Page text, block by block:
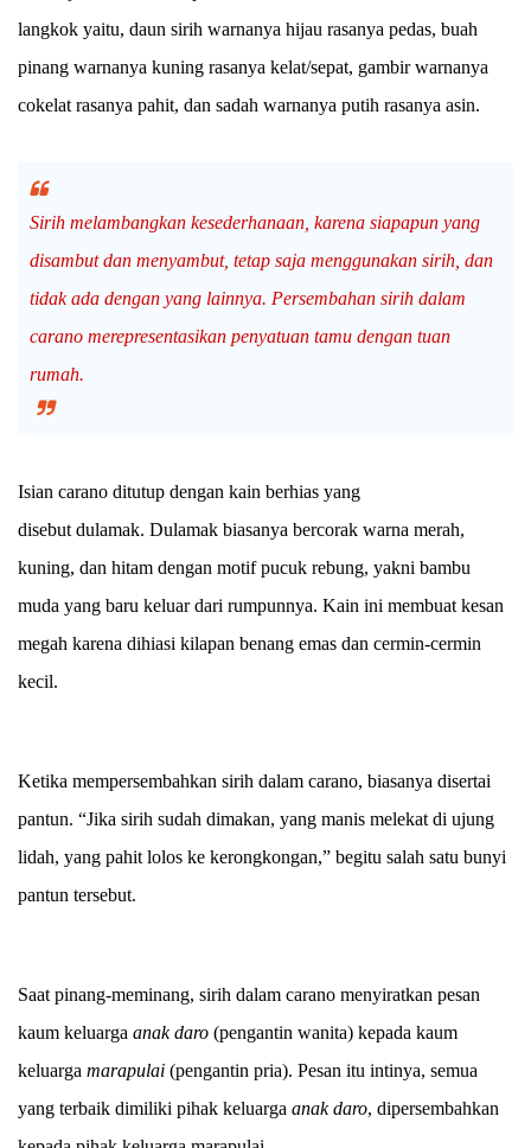
langkok yaitu, daun sirih warnanya hijau rasanya pedas, buah
pinang warnanya kuning rasanya kelat/sepat, gambir warnanya
cokelat rasanya pahit, dan sadah warnanya putih rasanya asin.
Sirih melambangkan kesederhanaan, karena siapapun yang
disambut dan menyambut, tetap saja menggunakan sirih, dan
tidak ada dengan yang lainnya. Persembahan sirih dalam
carano merepresentasikan penyatuan tamu dengan tuan
rumah.
Isian carano ditutup dengan kain berhias yang
disebut dulamak. Dulamak biasanya bercorak warna merah,
kuning, dan hitam dengan motif pucuk rebung, yakni bambu
muda yang baru keluar dari rumpunnya. Kain ini membuat kesan
megah karena dihiasi kilapan benang emas dan cermin-cermin
kecil.
Ketika mempersembahkan sirih dalam carano, biasanya disertai
pantun. “Jika sirih sudah dimakan, yang manis melekat di ujung
lidah, yang pahit lolos ke kerongkongan,” begitu salah satu bunyi
pantun tersebut.
Saat pinang-meminang, sirih dalam carano menyiratkan pesan
kaum keluarga anak daro (pengantin wanita) kepada kaum
keluarga marapulai (pengantin pria). Pesan itu intinya, semua
yang terbaik dimiliki pihak keluarga anak daro, dipersembahkan